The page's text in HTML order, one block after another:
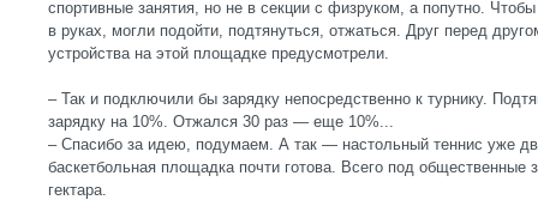
спортивные занятия, но не в секции с физруком, а попутно.
в руках, могли подойти, подтянуться, отжаться. Друг перед
устройства на этой площадке предусмотрели.
– Так и подключили бы зарядку непосредственно к турнику.
зарядку на 10%. Отжался 30 раз — еще 10%...
– Спасибо за идею, подумаем. А так — настольный теннис уже
баскетбольная площадка почти готова. Всего под общественные
гектара.